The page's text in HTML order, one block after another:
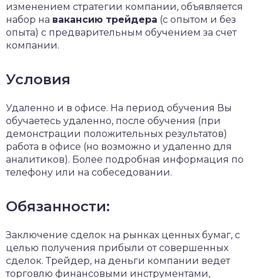
изменением стратегии компании, объявляется
набор на вакансию трейдера (с опытом и без
опыта) с предварительным обучением за счет
компании.
Условия
Удаленно и в офисе. На период обучения Вы
обучаетесь удаленно, после обучения (при
демонстрации положительных результатов)
работа в офисе (но возможно и удаленно для
аналитиков). Более подробная информация по
телефону или на собеседовании.
Обязанности:
Заключение сделок на рынках ценных бумаг, с
целью получения прибыли от совершенных
сделок. Трейдер, на деньги компании ведет
торговлю финансовыми инструментами,